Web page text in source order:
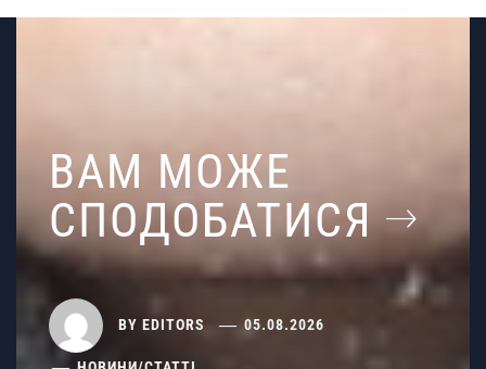
ВАМ МОЖЕ
СПОДОБАТИСЯ
BY EDITORS 05.08.2026